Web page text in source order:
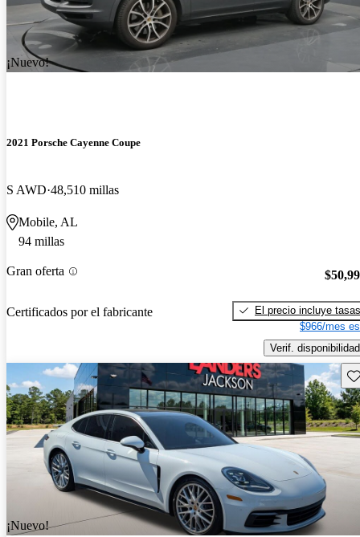
¡Nuevo!
2021 Porsche Cayenne Coupe
S AWD 48,510 millas
Mobile, AL
94 millas
Gran oferta
Certificados por el fabricante
El precio incluye tasas
$966/mes
Verif. disponibilidad
¡Nuevo!